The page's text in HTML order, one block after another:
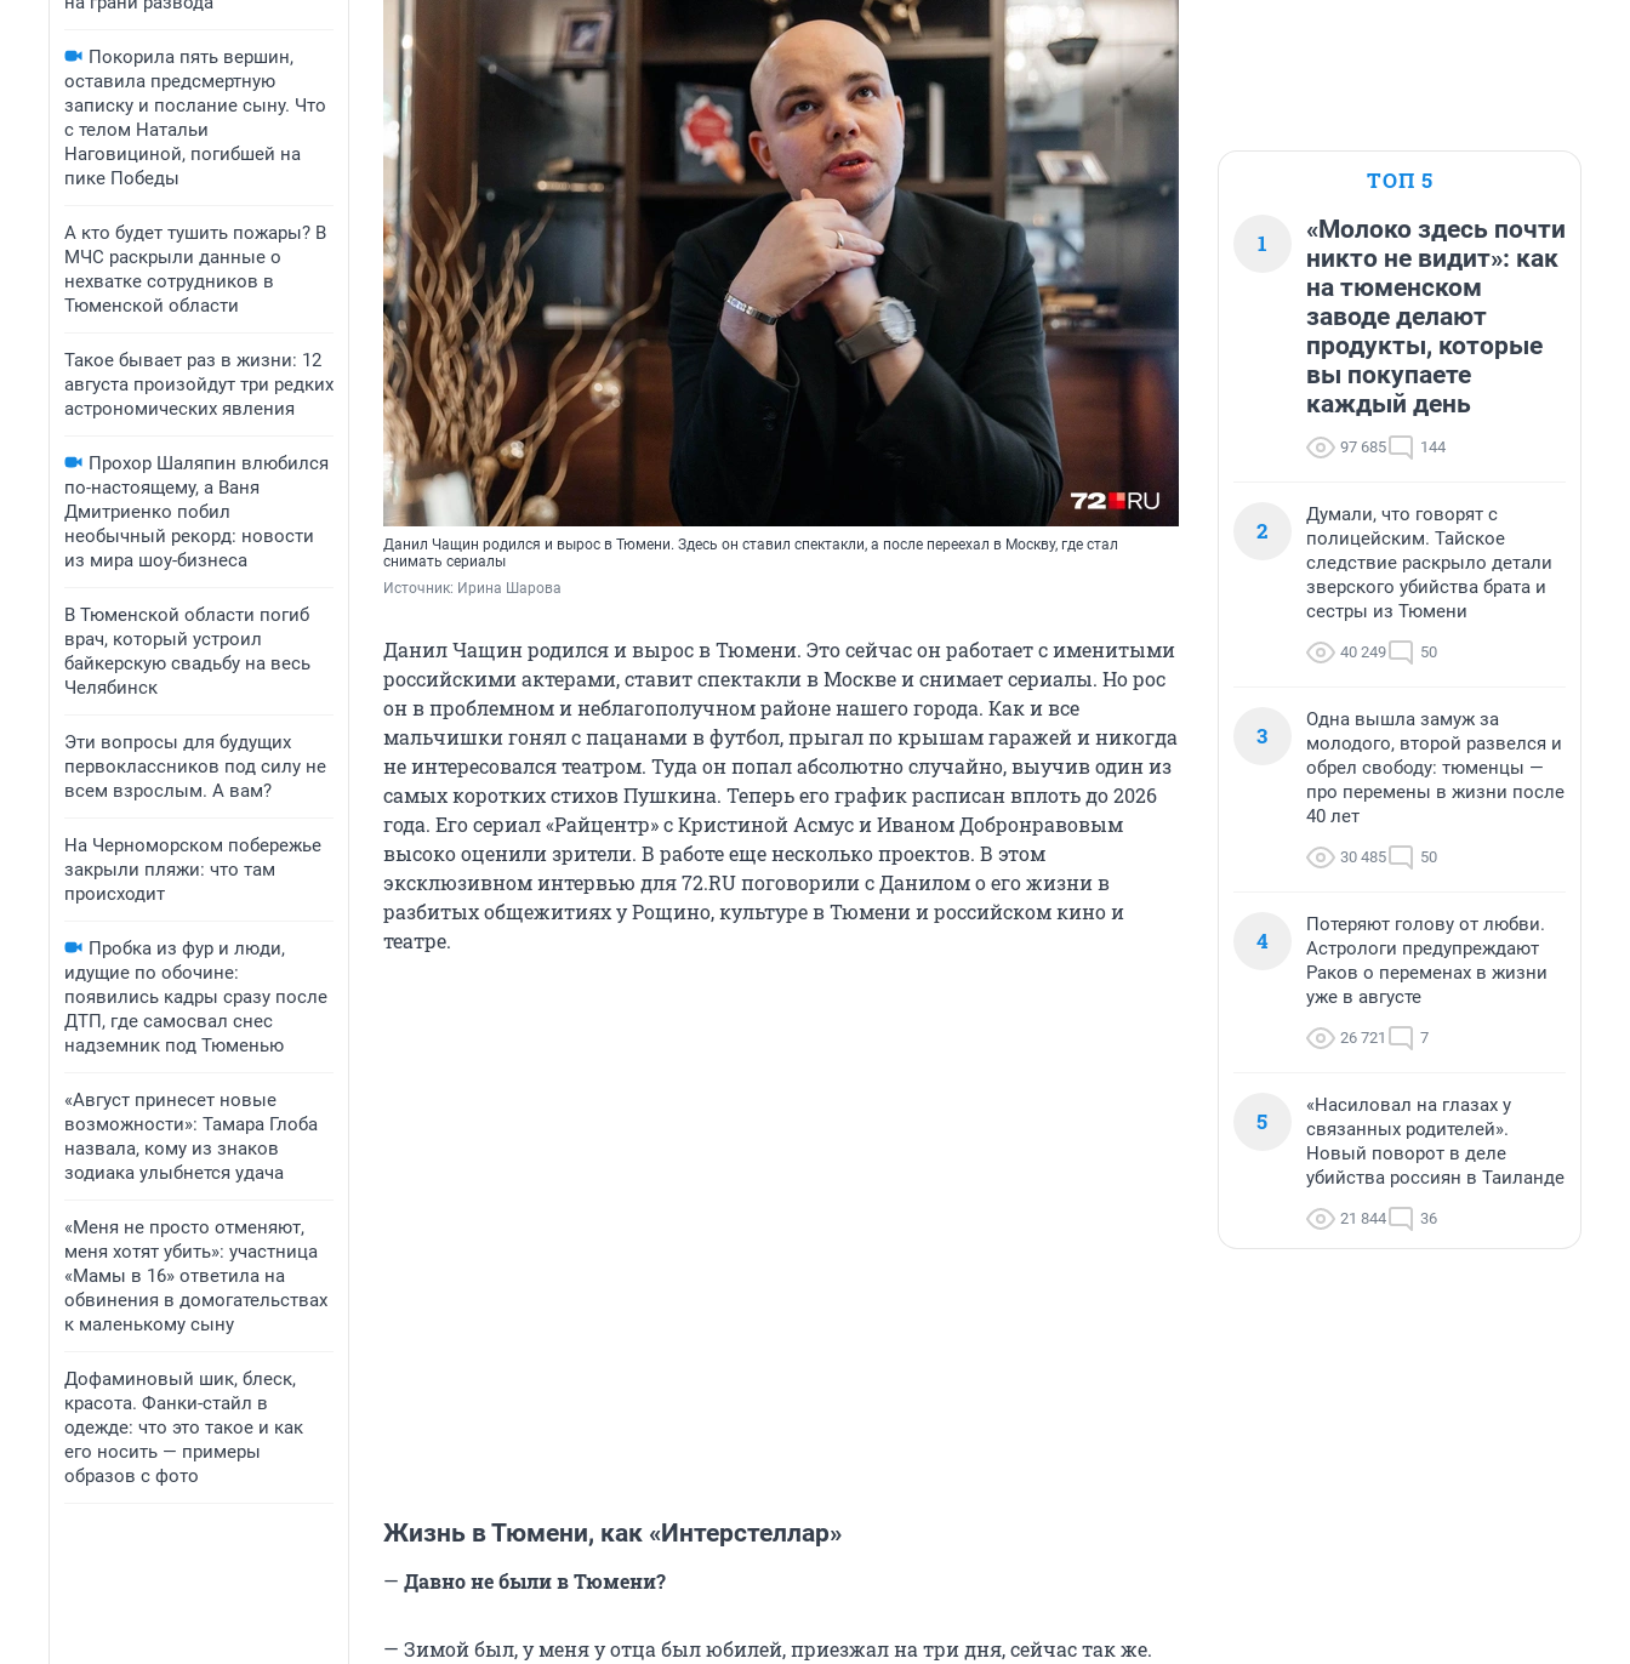
Покорила пять вершин,
оставила предсмертную
записку и послание сыну. Что
с телом Натальи
Наговициной, погибшей на
пике Победы
А кто будет тушить пожары? В
МЧС раскрыли данные о
нехватке сотрудников в
Тюменской области
Такое бывает раз в жизни: 12
августа произойдут три редких
астрономических явления
Прохор Шаляпин влюбился
по-настоящему, а Ваня
Дмитриенко побил
необычный рекорд: новости
из мира шоу-бизнеса
В Тюменской области погиб
врач, который устроил
байкерскую свадьбу на весь
Челябинск
Эти вопросы для будущих
первоклассников под силу не
всем взрослым. А вам?
На Черноморском побережье
закрыли пляжи: что там
происходит
Пробка из фур и люди,
идущие по обочине:
появились кадры сразу после
ДТП, где самосвал снес
надземник под Тюменью
«Август принесет новые
возможности»: Тамара Глоба
назвала, кому из знаков
зодиака улыбнется удача
«Меня не просто отменяют,
меня хотят убить»: участница
«Мамы в 16» ответила на
обвинения в домогательствах
к маленькому сыну
Дофаминовый шик, блеск,
красота. Фанки-стайл в
одежде: что это такое и как
его носить — примеры
образов с фото
Данил Чащин родился и вырос в Тюмени. Здесь он ставил спектакли, а после переехал в Москву, где стал
снимать сериалы
Источник: Ирина Шарова
Данил Чащин родился и вырос в Тюмени. Это сейчас он работает с именитыми
российскими актерами, ставит спектакли в Москве и снимает сериалы. Но рос
он в проблемном и неблагополучном районе нашего города. Как и все
мальчишки гонял с пацанами в футбол, прыгал по крышам гаражей и никогда
не интересовался театром. Туда он попал абсолютно случайно, выучив один из
самых коротких стихов Пушкина. Теперь его график расписан вплоть до 2026
года. Его сериал «Райцентр» с Кристиной Асмус и Иваном Добронравовым
высоко оценили зрители. В работе еще несколько проектов. В этом
эксклюзивном интервью для 72.RU поговорили с Данилом о его жизни в
разбитых общежитиях у Рощино, культуре в Тюмени и российском кино и
театре.
Жизнь в Тюмени, как «Интерстеллар»
— Давно не были в Тюмени?
— Зимой был, у меня у отца был юбилей, приезжал на три дня, сейчас так же.
ТОП 5
1
«Молоко здесь почти
никто не видит»: как
на тюменском
заводе делают
продукты, которые
вы покупаете
каждый день
97 685 144
2
Думали, что говорят с
полицейским. Тайское
следствие раскрыло детали
зверского убийства брата и
сестры из Тюмени
40 249 50
3
Одна вышла замуж за
молодого, второй развелся и
обрел свободу: тюменцы —
про перемены в жизни после
40 лет
30 485 50
4
Потеряют голову от любви.
Астрологи предупреждают
Раков о переменах в жизни
уже в августе
26 721 7
5
«Насиловал на глазах у
связанных родителей».
Новый поворот в деле
убийства россиян в Таиланде
21 844 36